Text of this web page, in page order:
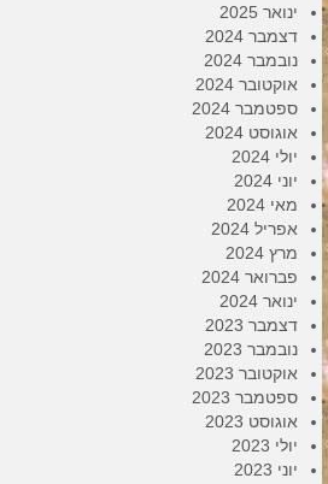
ינואר 2025
דצמבר 2024
נובמבר 2024
אוקטובר 2024
ספטמבר 2024
אוגוסט 2024
יולי 2024
יוני 2024
מאי 2024
אפריל 2024
מרץ 2024
פברואר 2024
ינואר 2024
דצמבר 2023
נובמבר 2023
אוקטובר 2023
ספטמבר 2023
אוגוסט 2023
יולי 2023
יוני 2023